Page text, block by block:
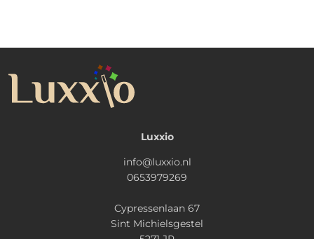
Luxxio
info@luxxio.nl
0653979269
Cypressenlaan 67
Sint Michielsgestel